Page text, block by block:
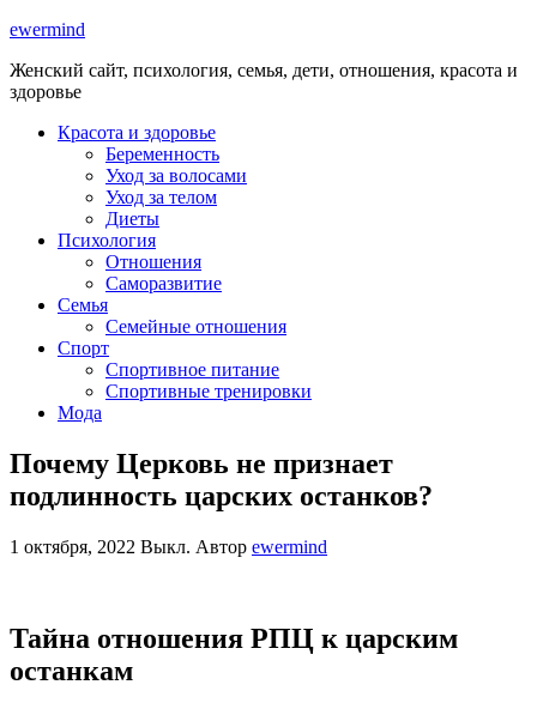
ewermind
Женский сайт, психология, семья, дети, отношения, красота и
здоровье
Красота и здоровье
Беременность
Уход за волосами
Уход за телом
Диеты
Психология
Отношения
Саморазвитие
Семья
Семейные отношения
Спорт
Спортивное питание
Спортивные тренировки
Мода
Почему Церковь не признает
подлинность царских останков?
1 октября, 2022 Выкл. Автор ewermind
Тайна отношения РПЦ к царским
останкам